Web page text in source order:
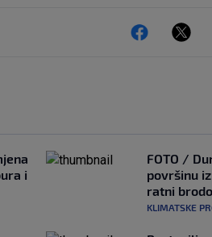
i
FOTO /
površinu
ratni
KLIMATSKE